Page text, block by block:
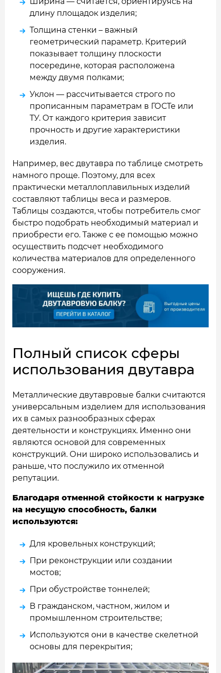
длину площадок изделия;
Толщина стенки – важный
геометрический параметр. Критерий
показывает толщину плоскости
посередине, которая расположена
между двумя полками;
Уклон — рассчитывается строго по
прописанным параметрам в ГОСТе или
ТУ. От каждого критерия зависит
прочность и другие характеристики
изделия.
Например, вес двутавра по таблице смотреть
намного проще. Поэтому, для всех
практически металлоплавильных изделий
составляют таблицы веса и размеров.
Таблицы создаются, чтобы потребитель смог
быстро подобрать необходимый материал и
приобрести его. Также с ее помощью можно
осуществить подсчет необходимого
количества материалов для определенного
сооружения.
Полный список сферы
использования двутавра
Металлические двутавровые балки считаются
универсальным изделием для использования
их в самых разнообразных сферах
деятельности и конструкциях. Именно они
являются основой для современных
конструкций. Они широко использовались и
раньше, что послужило их отменной
репутации.
Благодаря отменной стойкости к нагрузке
на несущую способность, балки
используются:
Для кровельных конструкций;
При реконструкции или создании
мостов;
При обустройстве тоннелей;
В гражданском, частном, жилом и
промышленном строительстве;
Используются они в качестве скелетной
основы для перекрытия;